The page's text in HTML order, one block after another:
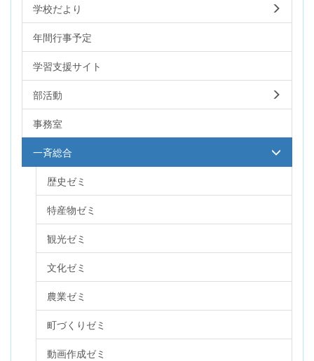
学校だより
年間行事予定
学習支援サイト
部活動
事務室
一斉総合
歴史ゼミ
特産物ゼミ
観光ゼミ
文化ゼミ
農業ゼミ
町づくりゼミ
動画作成ゼミ